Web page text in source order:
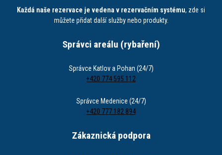
Každá naše rezervace je vedena v rezervačním systému, zde si
můžete přidat další služby nebo produkty.
Správci areálu (rybaření)
Správce Katlov a Pohan (24/7)
+420 774 595 112
Správce Medenice (24/7)
+420 777 182 894
Zákaznická podpora